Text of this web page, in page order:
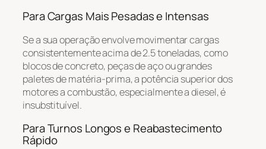
Para Cargas Mais Pesadas e Intensas
Se a sua operação envolve movimentar cargas
consistentemente acima de 2.5 toneladas, como
blocos de concreto, peças de aço ou grandes
paletes de matéria-prima, a potência superior dos
motores a combustão, especialmente a diesel, é
insubstituível.
Para Turnos Longos e Reabastecimento
Rápido